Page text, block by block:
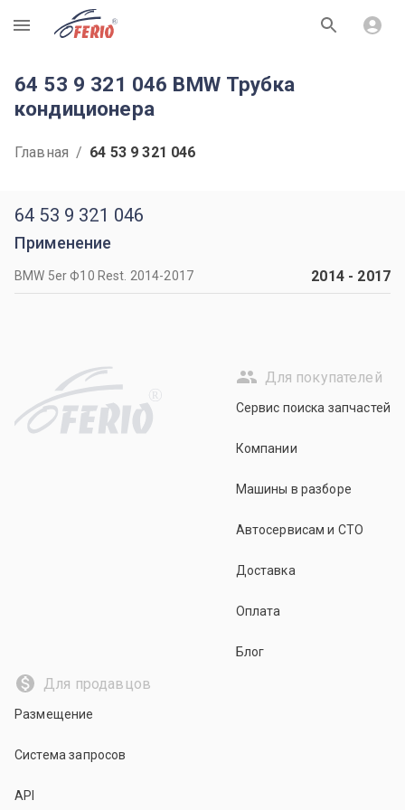
R
64 53 9 321 046 BMW Трубка
кондиционера
Главная / 64 53 9 321 046
64 53 9 321 046
Применение
BMW 5er Ф10 Rest. 2014-2017 2014- 2017
R
Для покупателей
Сервис поиска запчастей
Компании
Машины в разборе
Автосервисам и СТО
Доставка
Оплата
Блог
Для продавцов
Размещение
Система запросов
API